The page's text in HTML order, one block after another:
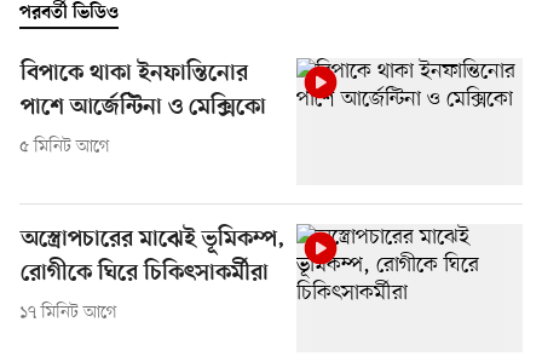
পরবর্তী ভিডিও
বিপাকে থাকা ইনফান্তিনোর
পাশে আর্জেন্টিনা ও মেক্সিকো
৫ মিনিট আগে
অস্ত্রোপচারের মাঝেই ভূমিকম্প,
রোগীকে ঘিরে চিকিৎসাকর্মীরা
১৭ মিনিট আগে